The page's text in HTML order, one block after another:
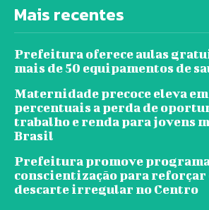
Mais recentes
Prefeitura oferece aulas
mais de 50 equipamentos de
Maternidade precoce eleva
percentuais a perda de
trabalho e renda para jovens
Brasil
Prefeitura promove
conscientização para reforçar
descarte irregular no Centro